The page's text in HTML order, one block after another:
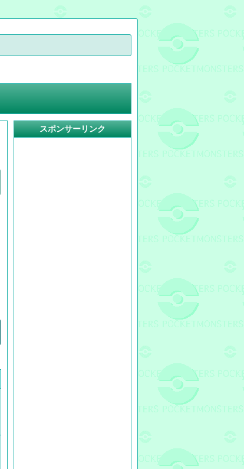
スポンサーリンク